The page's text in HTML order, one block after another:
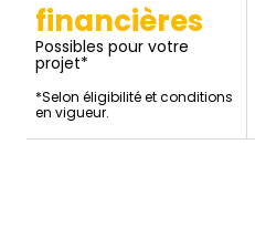
financières
Possibles pour votre
projet*
*Selon éligibilité et conditions
en vigueur.